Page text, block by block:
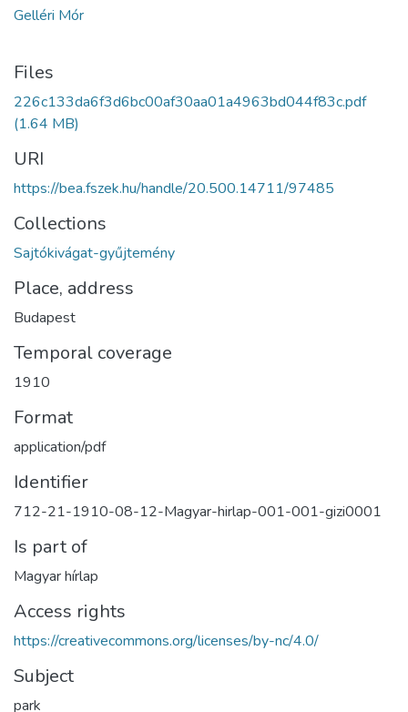
Gelléri Mór
Files
226c133da6f3d6bc00af30aa01a4963bd044f83c.pdf
(1.64 MB)
URI
https://bea.fszek.hu/handle/20.500.14711/97485
Collections
Sajtókivágat-gyűjtemény
Place, address
Budapest
Temporal coverage
1910
Format
application/pdf
Identifier
712-21-1910-08-12-Magyar-hirlap-001-001-gizi0001
Is part of
Magyar hírlap
Access rights
https://creativecommons.org/licenses/by-nc/4.0/
Subject
park